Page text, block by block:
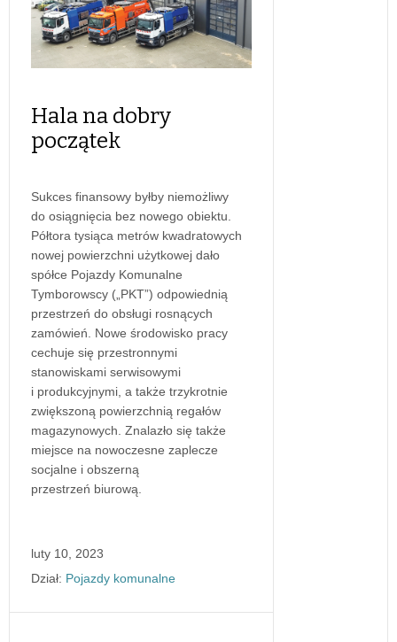
Hala na dobry
początek
Sukces finansowy byłby niemożliwy
do osiągnięcia bez nowego obiektu.
Półtora tysiąca metrów kwadratowych
nowej powierzchni użytkowej dało
spółce Pojazdy Komunalne
Tymborowscy („PKT”) odpowiednią
przestrzeń do obsługi rosnących
zamówień. Nowe środowisko pracy
cechuje się przestronnymi
stanowiskami serwisowymi
i produkcyjnymi, a także trzykrotnie
zwiększoną powierzchnią regałów
magazynowych. Znalazło się także
miejsce na nowoczesne zaplecze
socjalne i obszerną
przestrzeń biurową.
luty 10, 2023
Dział: Pojazdy komunalne